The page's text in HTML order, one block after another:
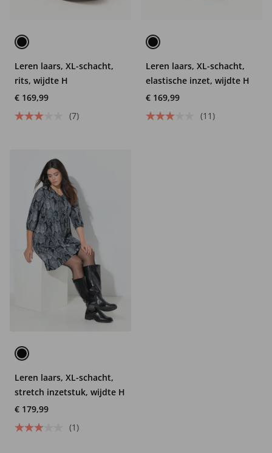
Leren laars, XL-schacht,
rits, wijdte H
€ 169,99
(7)
Leren laars, XL-schacht,
elastische inzet, wijdte H
€ 169,99
(11)
Leren laars, XL-schacht,
stretch inzetstuk, wijdte H
€ 179,99
(1)